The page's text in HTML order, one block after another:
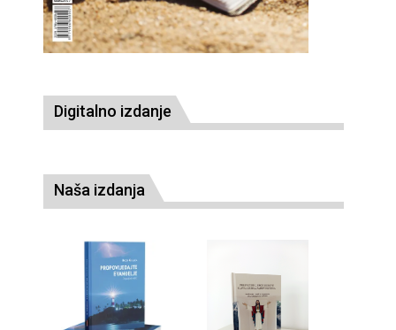
Digitalno izdanje
Naša izdanja